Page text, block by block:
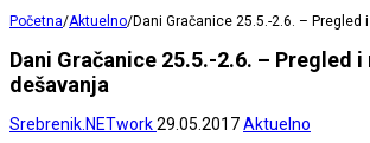
Početna/Aktuelno/Dani Gračanice 25.5.-2.6. – Pregled
Dani Gračanice 25.5.-2.6. – Pregled i
dešavanja
Srebrenik.NETwork29.05.2017Aktuelno